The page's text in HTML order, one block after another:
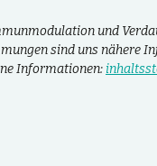
und
sind uns nähere
Informationen: